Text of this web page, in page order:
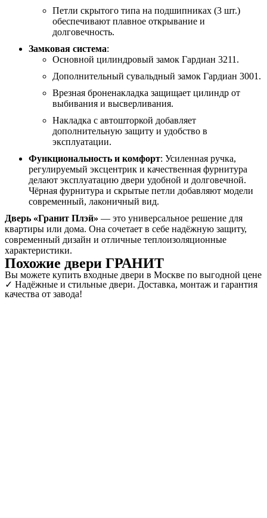
Петли скрытого типа на подшипниках (3 шт.)
обеспечивают плавное открывание и
долговечность.
Замковая система:
Основной цилиндровый замок Гардиан 3211.
Дополнительный сувальдный замок Гардиан 3001.
Врезная броненакладка защищает цилиндр от
выбивания и высверливания.
Накладка с автошторкой добавляет
дополнительную защиту и удобство в
эксплуатации.
Функциональность и комфорт: Усиленная ручка,
регулируемый эксцентрик и качественная фурнитура
делают эксплуатацию двери удобной и долговечной.
Чёрная фурнитура и скрытые петли добавляют модели
современный, лаконичный вид.
Дверь «Гранит Плэй» — это универсальное решение для
квартиры или дома. Она сочетает в себе надёжную защиту,
современный дизайн и отличные теплоизоляционные
характеристики.
Похожие двери ГРАНИТ
Вы можете купить входные двери в Москве по выгодной цене
✓ Надёжные и стильные двери. Доставка, монтаж и гарантия
качества от завода!